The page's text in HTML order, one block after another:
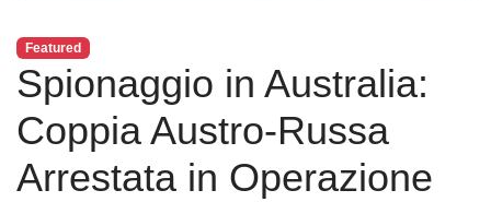
Featured
Spionaggio in Australia:
Coppia Austro-Russa
Arrestata in Operazione